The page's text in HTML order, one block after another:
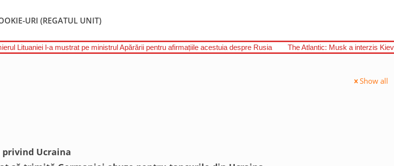
URI (REGATUL UNIT)
Lituaniei l-a mustrat pe ministrul Apărării pentru afirmațiile acestuia despre Rusia The Atlantic: Musk a interzis
Show all
Ucraina